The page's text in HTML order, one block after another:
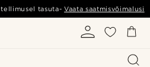
tellimusel tasuta-Vaata saatmisvõimalusi